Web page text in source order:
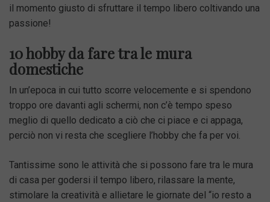
il momento giusto di sfruttare il tempo libero coltivando una
passione!
10 hobby da fare tra le mura
domestiche
In un’epoca in cui tutto scorre velocemente e si spendono
troppo ore davanti agli schermi, non c’è tempo speso
meglio di quello dedicato a ciò che ci piace e ci appaga,
perciò non vi resta che scegliere l’hobby che fa per voi.
Tantissime sono le attività che si possono fare tra le mura
di casa per godersi il tempo libero, rilassare la mente,
stimolare la creatività e allietare le giornate del “io resto a